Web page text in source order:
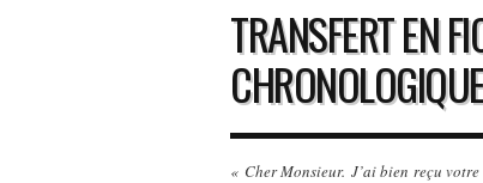
TRANSFERT EN
« Cher Monsieur. J’ai bien reçu